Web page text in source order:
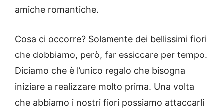
amiche romantiche.
Cosa ci occorre? Solamente dei bellissimi fiori
che dobbiamo, però, far essiccare per tempo.
Diciamo che è l’unico regalo che bisogna
iniziare a realizzare molto prima. Una volta
che abbiamo i nostri fiori possiamo attaccarli